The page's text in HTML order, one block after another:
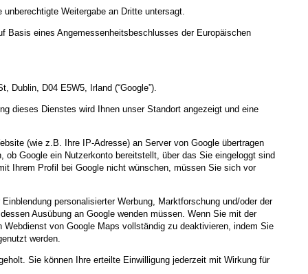
Weitergabe an Dritte untersagt.
Basis eines Angemessenheitsbeschlusses der Europäischen
D04 E5W5, Irland (“Google”).
dieses Dienstes wird Ihnen unser Standort angezeigt und eine
(wie z.B. Ihre IP-Adresse) an Server von Google übertragen
Google ein Nutzerkonto bereitstellt, über das Sie eingeloggt sind
Ihrem Profil bei Google nicht wünschen, müssen Sie sich vor
personalisierter Werbung, Marktforschung und/oder der
Ausübung an Google wenden müssen. Wenn Sie mit der
von Google Maps vollständig zu deaktivieren, indem Sie
werden.
Sie können Ihre erteilte Einwilligung jederzeit mit Wirkung für